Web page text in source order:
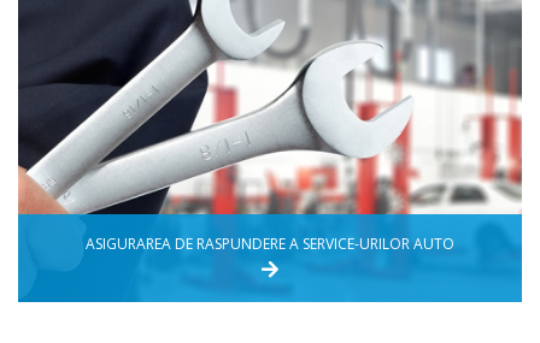
ASIGURAREA DE RASPUNDERE A SERVICE-URILOR AUTO